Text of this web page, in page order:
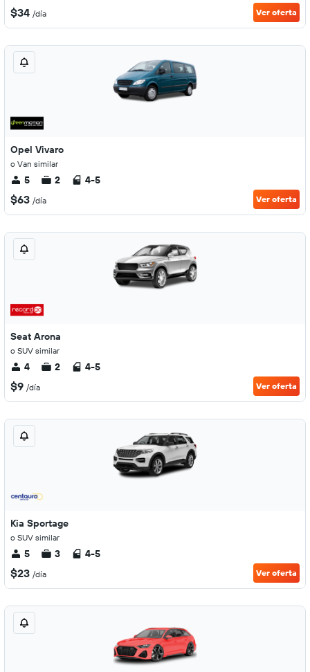
$34 /día Ver oferta
Opel Vivaro
o Van similar
5 2 4-5
$63 /día Ver oferta
Seat Arona
o SUV similar
4 2 4-5
$9 /día Ver oferta
Kia Sportage
o SUV similar
5 3 4-5
$23 /día Ver oferta